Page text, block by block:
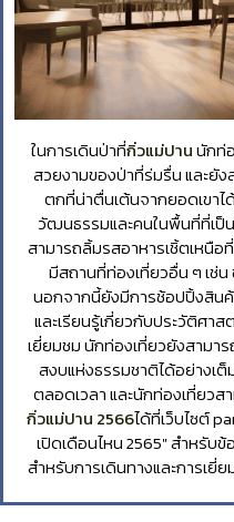
ในการเดินป่าที่กิ่วแม่ปานนักท่
สวยงามของป่าที่ร่มรื่น และยั
ตกที่น่าตื่นเต้นจากยอดเขา
วัฒนธรรมและคนในพื้นที่ที่เป็
สามารถลิ้มรสอาหารเชิ้ตเหนือ
มีสถานที่ท่องเที่ยวอื่น ๆ เช่
นอกจากนี้ยังมีการช้อปปิ้งสิน
และเรียนรู้เกี่ยวกับประวัติศา
เยี่ยมชม นักท่องเที่ยวยังสามา
สงบแห่งธรรมชาติได้อย่างเต็
ตลอดเวลา และนักท่องเที่ยว
กิ่วแม่ปาน 2566ได้ที่เว็บไซต์
เปิดเดือนไหน 2565″ สำหรับ
สำหรับการเดินทางและการเยี่